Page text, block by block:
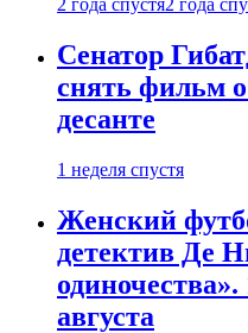
2 года спустя2 года
Сенатор
снять фильм
десанте
1 неделя спустя
Женский
детектив Де
августа